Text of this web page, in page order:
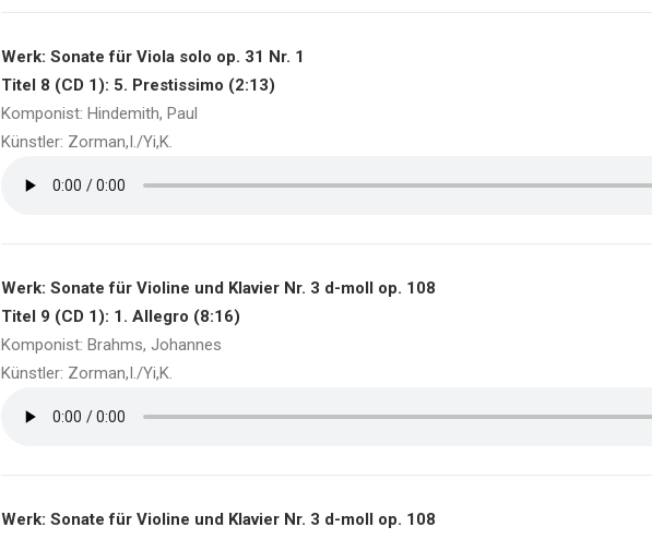
Werk: Sonate für Viola solo op. 31 Nr. 1
Titel 8 (CD 1): 5. Prestissimo (2:13)
Komponist: Hindemith, Paul
Künstler: Zorman,I./Yi,K.
Werk: Sonate für Violine und Klavier Nr. 3 d-moll op. 108
Titel 9 (CD 1): 1. Allegro (8:16)
Komponist: Brahms, Johannes
Künstler: Zorman,I./Yi,K.
Werk: Sonate für Violine und Klavier Nr. 3 d-moll op. 108